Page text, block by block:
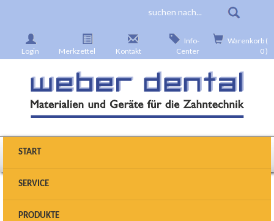
Login Merkzettel Kontakt
Info-
Center
Warenkorb (
0 )
START
SERVICE
PRODUKTE